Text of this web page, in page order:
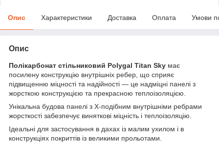
Опис Характеристики Доставка Оплата Умови
Опис
Полікарбонат стільниковий Polygal Titan Sky має
посилену конструкцію внутрішніх ребер, що сприяє
підвищенню міцності та надійності — це надміцні панелі з
жорсткою конструкцією та прекрасною теплоізоляцією.
Унікальна будова панелі з Х-подібним внутрішніми ребрами
жорсткості забезпечує виняткові міцність і теплоізоляцію.
Ідеальні для застосування в дахах із малим ухилом і в
конструкціях покриттів із великими прольотами.